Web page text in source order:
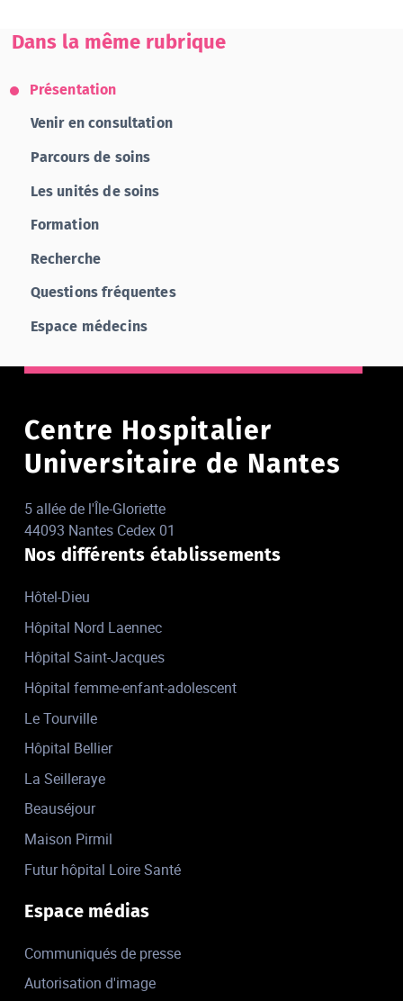
Dans la même rubrique
Présentation
Venir en consultation
Parcours de soins
Les unités de soins
Formation
Recherche
Questions fréquentes
Espace médecins
Centre Hospitalier
Universitaire de Nantes
5 allée de l'Île-Gloriette
44093 Nantes Cedex 01
Nos différents établissements
Hôtel-Dieu
Hôpital Nord Laennec
Hôpital Saint-Jacques
Hôpital femme-enfant-adolescent
Le Tourville
Hôpital Bellier
La Seilleraye
Beauséjour
Maison Pirmil
Futur hôpital Loire Santé
Espace médias
Communiqués de presse
Autorisation d'image